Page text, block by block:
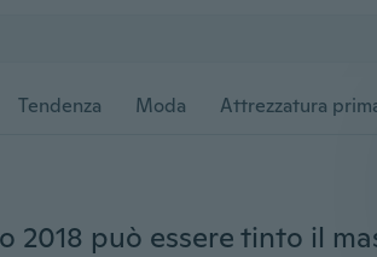
Tendenza Moda Attrezzatura